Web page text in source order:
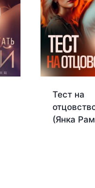
Тест на
(Янка